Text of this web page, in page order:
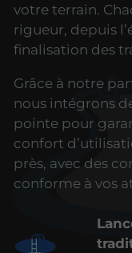
votre terrain.
rigueur, depuis
finalisation des
Grâce à notre
nous intégrons
pointe pour
confort
près, avec des
conforme à vos